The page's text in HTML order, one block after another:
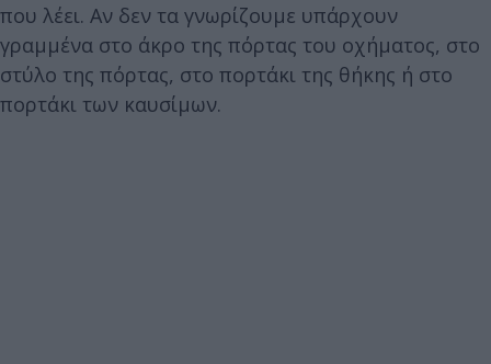
που λέει. Αν δεν τα γνωρίζουμε υπάρχουν
γραμμένα στο άκρο της πόρτας του οχήματος, στο
στύλο της πόρτας, στο πορτάκι της θήκης ή στο
πορτάκι των καυσίμων.